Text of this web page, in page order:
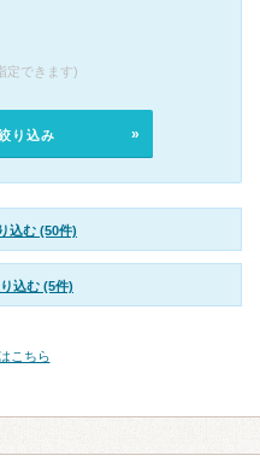
定できます)
り込み
込む (50件)
込む (5件)
こちら